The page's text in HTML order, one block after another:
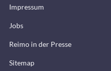
Impressum
Jobs
Reimo in der Presse
Sitemap